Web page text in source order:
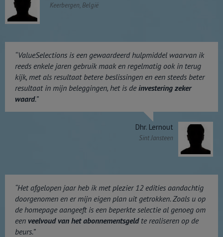
Keerbergen, België
“ValueSelections is een gewaardeerd hulpmiddel waarvan ik
reeds enkele jaren gebruik maak en regelmatig ook in terug
kijk, met als resultaat betere beslissingen en een steeds beter
resultaat in mijn beleggingen, het is deinvestering zeker
waard.”
Dhr. Lernout
Sint Jansteen
“Het afgelopen jaar heb ik met plezier 12 edities aandachtig
doorgenomen en er mijn eigen plan uit getrokken. Zoals u op
de homepage aangeeft is een beperkte selectie al genoeg om
een veelvoud van het abonnementsgeldte realiseren op de
beurs.”